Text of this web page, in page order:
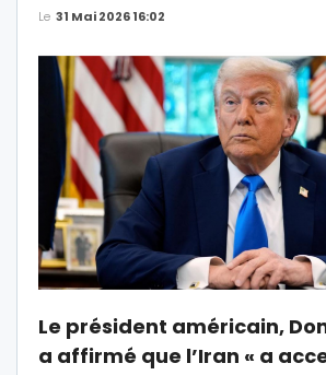
Le 31 Mai 2026 16:02
Le président américain,
a affirmé que l’Iran « a